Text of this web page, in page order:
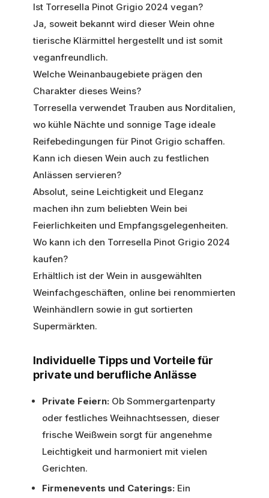
Ist Torresella Pinot Grigio 2024 vegan?
Ja, soweit bekannt wird dieser Wein ohne
tierische Klärmittel hergestellt und ist somit
veganfreundlich.
Welche Weinanbaugebiete prägen den
Charakter dieses Weins?
Torresella verwendet Trauben aus Norditalien,
wo kühle Nächte und sonnige Tage ideale
Reifebedingungen für Pinot Grigio schaffen.
Kann ich diesen Wein auch zu festlichen
Anlässen servieren?
Absolut, seine Leichtigkeit und Eleganz
machen ihn zum beliebten Wein bei
Feierlichkeiten und Empfangsgelegenheiten.
Wo kann ich den Torresella Pinot Grigio 2024
kaufen?
Erhältlich ist der Wein in ausgewählten
Weinfachgeschäften, online bei renommierten
Weinhändlern sowie in gut sortierten
Supermärkten.
Individuelle Tipps und Vorteile für
private und berufliche Anlässe
Private Feiern: Ob Sommergartenparty
oder festliches Weihnachtsessen, dieser
frische Weißwein sorgt für angenehme
Leichtigkeit und harmoniert mit vielen
Gerichten.
Firmenevents und Caterings: Ein